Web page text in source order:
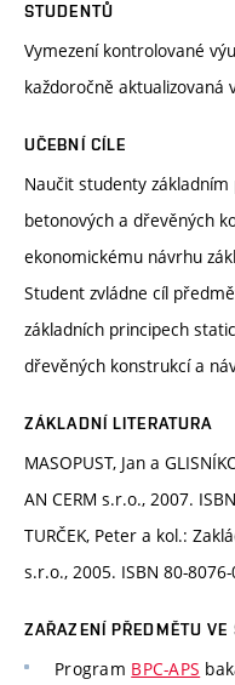
STUDENTŮ
Vymezení kontrolované
každoročně
UČEBNÍ CÍLE
Naučit studenty
betonových a dřevěných
ekonomickému návrhu
Student zvládne cíl
základních principech
dřevěných konstrukcí a
ZÁKLADNÍ LITERATURA
MASOPUST, Jan a
AN CERM s.r.o., 2007.
TURČEK, Peter a kol.:
s.r.o., 2005. ISBN 80-8076-
ZAŘAZENÍ PŘEDMĚTU
Program BPC-APS